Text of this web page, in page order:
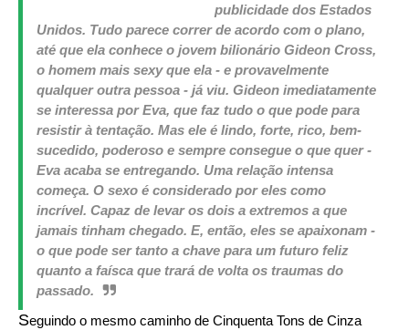
publicidade dos Estados
Unidos. Tudo parece correr de acordo com o plano,
até que ela conhece o jovem bilionário Gideon Cross,
o homem mais sexy que ela - e provavelmente
qualquer outra pessoa - já viu. Gideon imediatamente
se interessa por Eva, que faz tudo o que pode para
resistir à tentação. Mas ele é lindo, forte, rico, bem-
sucedido, poderoso e sempre consegue o que quer -
Eva acaba se entregando. Uma relação intensa
começa. O sexo é considerado por eles como
incrível. Capaz de levar os dois a extremos a que
jamais tinham chegado. E, então, eles se apaixonam -
o que pode ser tanto a chave para um futuro feliz
quanto a faísca que trará de volta os traumas do
passado.
Seguindo o mesmo caminho de Cinquenta Tons de Cinza